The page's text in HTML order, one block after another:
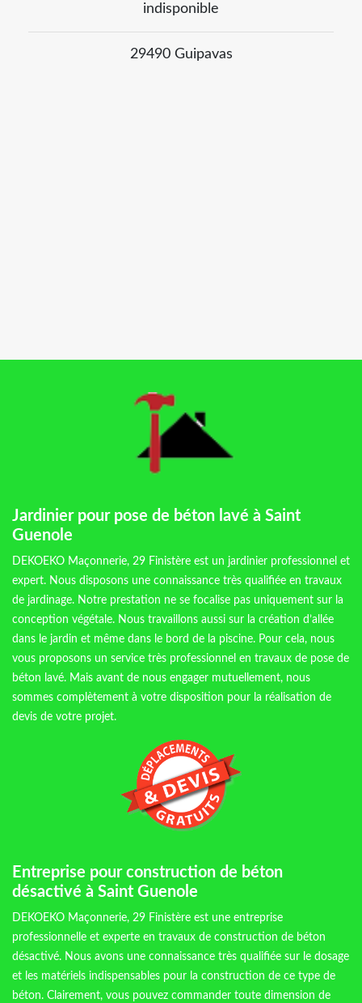
indisponible
29490 Guipavas
Jardinier pour pose de béton lavé à Saint
Guenole
DEKOEKO Maçonnerie, 29 Finistère est un jardinier professionnel et
expert. Nous disposons une connaissance très qualifiée en travaux
de jardinage. Notre prestation ne se focalise pas uniquement sur la
conception végétale. Nous travaillons aussi sur la création d’allée
dans le jardin et même dans le bord de la piscine. Pour cela, nous
vous proposons un service très professionnel en travaux de pose de
béton lavé. Mais avant de nous engager mutuellement, nous
sommes complètement à votre disposition pour la réalisation de
devis de votre projet.
Entreprise pour construction de béton
désactivé à Saint Guenole
DEKOEKO Maçonnerie, 29 Finistère est une entreprise
professionnelle et experte en travaux de construction de béton
désactivé. Nous avons une connaissance très qualifiée sur le dosage
et les matériels indispensables pour la construction de ce type de
béton. Clairement, vous pouvez commander toute dimension de